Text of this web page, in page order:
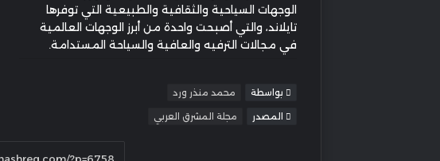
الوجهات السياحية والثقافية والطبيعية التي توفرها
تايلاند، والتي أصبحت واحدة من أبرز الوجهات العالمية
في مجالات الترفيه والعافية والسياحة المستدامة.
بواسطة محمد منذر ورد
المصدر مجلة المشرق العربي